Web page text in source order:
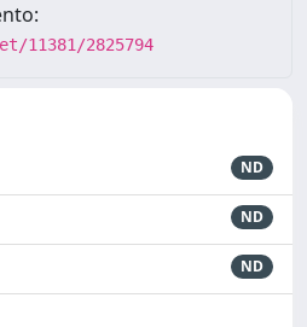
11381/2825794
ND
ND
ND